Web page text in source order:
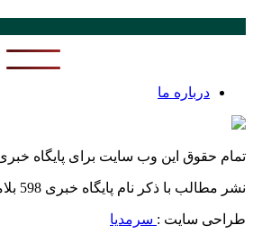
درباره ما
تمام حقوق این وب سایت برای پایگاه خبری 598 محفوظ
نشر مطالب با ذکر نام پایگاه خبری 598 بلامانع است.
طراحی سایت : سرمدیا